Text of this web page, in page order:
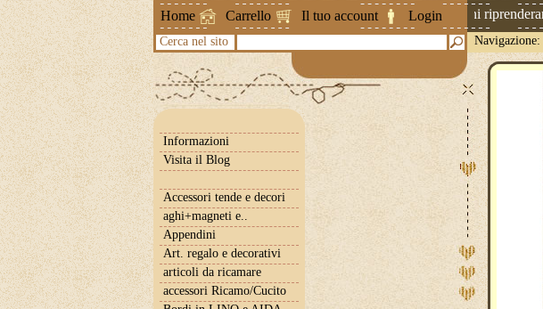
Home Carrello Il tuo account Login
Attenzione ! Le spedizioni
Cerca nel sito Navigazione:
Informazioni
Visita il Blog
Accessori tende e decori
aghi+magneti e..
Appendini
Art. regalo e decorativi
articoli da ricamare
accessori Ricamo/Cucito